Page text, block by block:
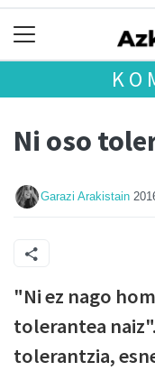
Ni oso
Garazi Arakistain
"Ni ez nago
tolerantea
tolerantzia,